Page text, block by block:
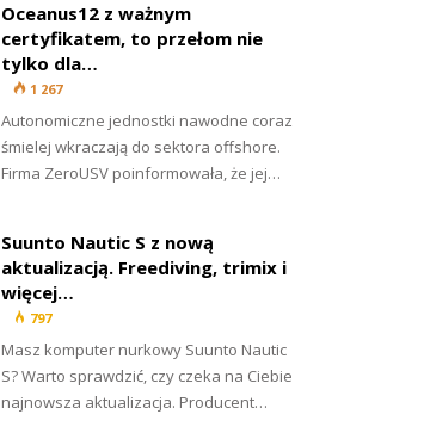
Oceanus12 z ważnym
certyfikatem, to przełom nie
tylko dla…
1 267
Autonomiczne jednostki nawodne coraz
śmielej wkraczają do sektora offshore.
Firma ZeroUSV poinformowała, że jej…
Suunto Nautic S z nową
aktualizacją. Freediving, trimix i
więcej…
797
Masz komputer nurkowy Suunto Nautic
S? Warto sprawdzić, czy czeka na Ciebie
najnowsza aktualizacja. Producent…